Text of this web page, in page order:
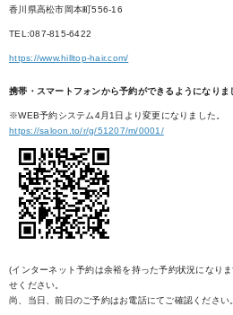
香川県高松市岡本町556-16
TEL:087-815-6422
https://www.hilltop-hair.com/
携帯・スマートフォンから予約ができるようになりま
※WEB予約システム4月1日より変更になりました。
https://saloon.to/r/g/51207/m/0001/
(インターネット予約は余裕を持った予約状況になり
せください。
尚、当日、前日のご予約はお電話にてご確認ください